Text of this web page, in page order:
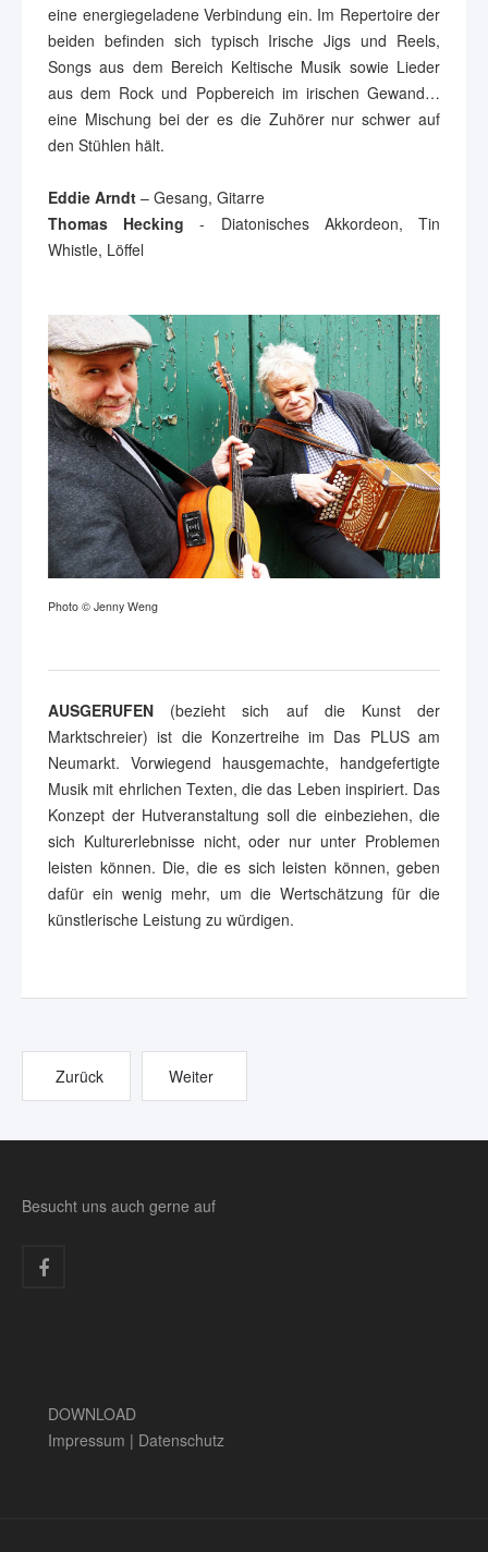
eine energiegeladene Verbindung ein. Im Repertoire der
beiden befinden sich typisch Irische Jigs und Reels,
Songs aus dem Bereich Keltische Musik sowie Lieder
aus dem Rock und Popbereich im irischen Gewand…
eine Mischung bei der es die Zuhörer nur schwer auf
den Stühlen hält.
Eddie Arndt – Gesang, Gitarre
Thomas Hecking - Diatonisches Akkordeon, Tin
Whistle, Löffel
Photo © Jenny Weng
AUSGERUFEN (bezieht sich auf die Kunst der
Marktschreier) ist die Konzertreihe im Das PLUS am
Neumarkt. Vorwiegend hausgemachte, handgefertigte
Musik mit ehrlichen Texten, die das Leben inspiriert. Das
Konzept der Hutveranstaltung soll die einbeziehen, die
sich Kulturerlebnisse nicht, oder nur unter Problemen
leisten können. Die, die es sich leisten können, geben
dafür ein wenig mehr, um die Wertschätzung für die
künstlerische Leistung zu würdigen.
Zurück Weiter
Besucht uns auch gerne auf
DOWNLOAD
Impressum | Datenschutz